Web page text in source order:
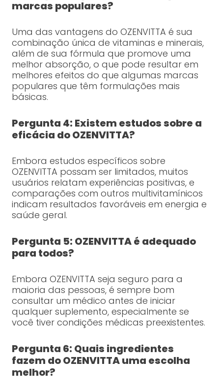
marcas populares?
Uma das vantagens do OZENVITTA é sua
combinação única de vitaminas e minerais,
além de sua fórmula que promove uma
melhor absorção, o que pode resultar em
melhores efeitos do que algumas marcas
populares que têm formulações mais
básicas.
Pergunta 4: Existem estudos sobre a
eficácia do OZENVITTA?
Embora estudos específicos sobre
OZENVITTA possam ser limitados, muitos
usuários relatam experiências positivas, e
comparações com outros multivitamínicos
indicam resultados favoráveis em energia e
saúde geral.
Pergunta 5: OZENVITTA é adequado
para todos?
Embora OZENVITTA seja seguro para a
maioria das pessoas, é sempre bom
consultar um médico antes de iniciar
qualquer suplemento, especialmente se
você tiver condições médicas preexistentes.
Pergunta 6: Quais ingredientes
fazem do OZENVITTA uma escolha
melhor?